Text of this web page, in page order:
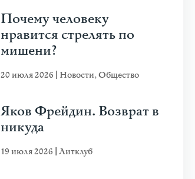
Почему человеку
нравится стрелять по
мишени?
20 июля 2026 Новости,Общество
Яков Фрейдин. Возврат в
никуда
19 июля 2026 Литклуб